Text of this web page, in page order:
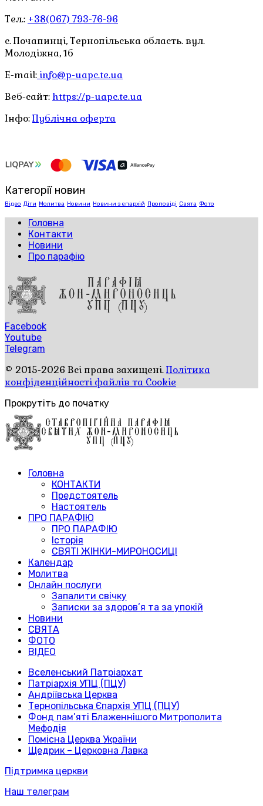
Тел.: +38(067) 793-76-96
с. Почапинці, Тернопільська область. вул.
Молодіжна, 1б
E-mail: info@p-uapc.te.ua
Веб-сайт: https://p-uapc.te.ua
Інфо:Публічна оферта
Категорії новин
Відео Діти Молитва Новини Новини з єпархій Проповіді Свята Фото
Головна
Контакти
Новини
Про парафію
Facebook
Youtube
Telegram
© 2015-2026 Всі права захищені.Політика
конфіденційності файлів та Cookie
Прокрутіть до початку
Головна
КОНТАКТИ
Предстоятель
Настоятель
ПРО ПАРАФІЮ
ПРО ПАРАФІЮ
Історія
СВЯТІ ЖІНКИ-МИРОНОСИЦІ
Календар
Молитва
Онлайн послуги
Запалити свічку
Записки за здоров’я та за упокій
Новини
СВЯТА
ФОТО
ВІДЕО
Вселенський Патріархат
Патріархія УПЦ (ПЦУ)
Андріївська Церква
Тернопільська Єпархія УПЦ (ПЦУ)
Фонд пам’яті Блаженнішого Митрополита
Мефодія
Помісна Церква України
Щедрик – Церковна Лавка
Підтримка церкви
Наш телеграм